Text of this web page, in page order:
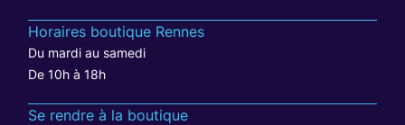
Horaires boutique Rennes
Du mardi au samedi
De 10h à 18h
Se rendre à la boutique